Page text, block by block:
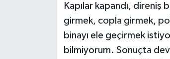
Kapılar kapandı,
girmek, copla girmek,
binayı ele geçirmek
bilmiyorum. Sonuçta